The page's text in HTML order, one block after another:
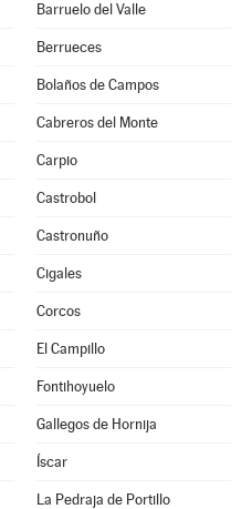
Barruelo del Valle
Berrueces
Bolaños de Campos
Cabreros del Monte
Carpio
Castrobol
Castronuño
Cigales
Corcos
El Campillo
Fontihoyuelo
Gallegos de Hornija
Íscar
La Pedraja de Portillo